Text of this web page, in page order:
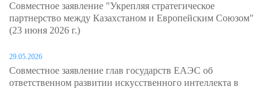
Совместное заявление "Укрепляя стратегическое
партнерство между Казахстаном и Европейским Союзом"
(23 июня 2026 г.)
29.05.2026
Совместное заявление глав государств ЕАЭС об
ответственном развитии искусственного интеллекта в